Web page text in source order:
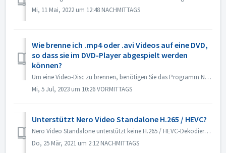
Mi, 11 Mai, 2022 um 12:48 NACHMITTAGS
Wie brenne ich .mp4 oder .avi Videos auf eine DVD,
so dass sie im DVD-Player abgespielt werden
können?
Um eine Video-Disc zu brennen, benötigen Sie das Programm Nero Video. Hier finden Sie kurze Anweisungen zum Brennen eines DVD-Videos: Öffnen Sie Nero Vi...
Mi, 5 Jul, 2023 um 10:26 VORMITTAGS
Unterstützt Nero Video Standalone H.265 / HEVC?
Nero Video Standalone unterstützt keine H.265 / HEVC-Dekodierung. Die H.265 / HEVC-Dekodierung ist nur in der Nero Platinum Suite verfügbar.
Do, 25 Mär, 2021 um 2:12 NACHMITTAGS